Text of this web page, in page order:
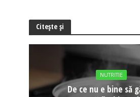
Citește și
NUTRITIE
De ce nu e bine să